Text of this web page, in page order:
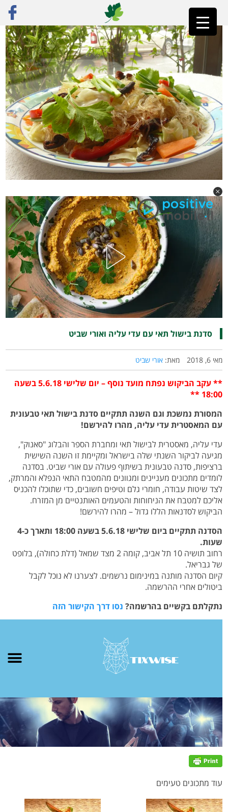
ראשי»פוסט נבחר סדנת בישול תאי עם עדי עליה ואורי שביט
סדנת בישול תאי עם עדי עליה ואורי שביט
מאי 6, 2018 מאת: אורי שביט
** עקב הביקוש נפתח מועד נוסף – יום שלישי 5.6.18 בשעה
18:00 **
המסורת נמשכת וגם השנה תתקיים סדנת בישול תאי טבעונית
עם המאסטרית עדי עליה, מהרו להירשם!
עדי עליה, מאסטרית לבישול תאי ומחברת הספר והבלוג "סאנוק",
מגיעה לביקור השנתי שלה בישראל ומקיימת זו השנה השישית
ברציפות, סדנה טבעונית בשיתוף פעולה עם אורי שביט. בסדנה
לומדים מתכונים מעניינים ומגוונים מהמטבח התאי הנפלא והמרתק,
לצד שיטות עבודה, חומרי גלם וטיפים חשובים, כדי שתוכלו להכניס
אליכם למטבח את הניחוחות והטעמים האותנטיים מן המזרח.
הביקוש לסדנאות הללו גדול – מהרו להירשם!
הסדנה תתקיים ביום שלישי 5.6.18 בשעה 18:00 ותארך כ-4
שעות.
רחוב תושיה 10 תל אביב, קומה 2 מצד שמאל (דלת כחולה), בלופט
של גבריאל.
קיום הסדנה מותנה במינימום נרשמים. לצערנו לא נוכל לקבל
ביטולים אחרי ההרשמה.
נתקלתם בקשיים בהרשמה? נסו דרך הקישור הזה
עוד מתכונים טעימים